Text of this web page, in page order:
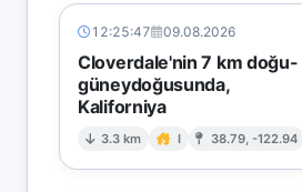
12:25:47 09.08.2026
Cloverdale'nin 7 km doğu-
güneydoğusunda,
Kaliforniya
3.3 km I 38.79, -122.94